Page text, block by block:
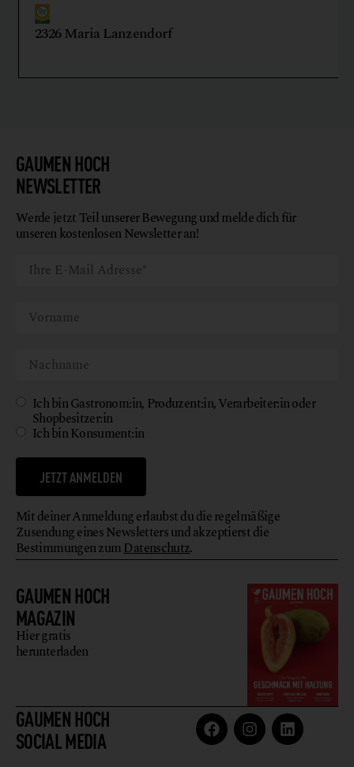
2326 Maria Lanzendorf
GAUMEN HOCH
MAGAZIN
Hier gratis
herunterladen
GAUMEN HOCH
SOCIAL MEDIA
GAUMEN HOCH
NEWSLETTER
Werde jetzt Teil unserer Bewegung und melde dich für
unseren kostenlosen Newsletter an!
Ich bin Gastronom:in, Produzent:in, Verarbeiter:in oder
Shopbesitzer:in
Ich bin Konsument:in
JETZT ANMELDEN
Mit deiner Anmeldung erlaubst du die regelmäßige
Zusendung eines Newsletters und akzeptierst die
Bestimmungen zumDatenschutz.